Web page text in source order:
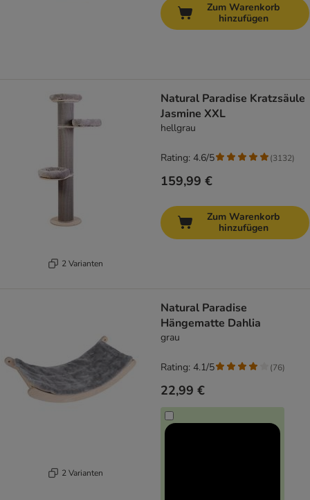
Zum Warenkorb
hinzufügen
2 Varianten
Natural Paradise Kratzsäule
Jasmine XXL
hellgrau
159,99 €
Rating: 4.6/5 (3132)
Zum Warenkorb
hinzufügen
2 Varianten
Natural Paradise
Hängematte Dahlia
grau
22,99 €
Rating: 4.1/5 (76)